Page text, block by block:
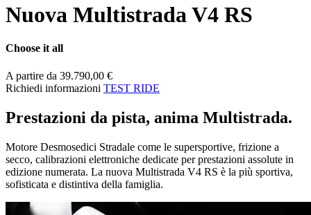
Nuova Multistrada V4 RS
Choose it all
A partire da 39.790,00 €
Richiedi informazioni TEST RIDE
Prestazioni da pista, anima Multistrada.
Motore Desmosedici Stradale come le supersportive, frizione a
secco, calibrazioni elettroniche dedicate per prestazioni assolute in
edizione numerata. La nuova Multistrada V4 RS è la più sportiva,
sofisticata e distintiva della famiglia.